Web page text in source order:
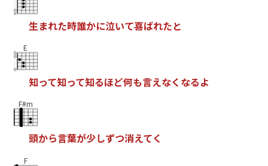
生まれた時誰かに泣いて喜ばれたと
E
知って知って知るほど何も言えなく なるよ
F#m
頭から言葉が少しずつ消えてく
F